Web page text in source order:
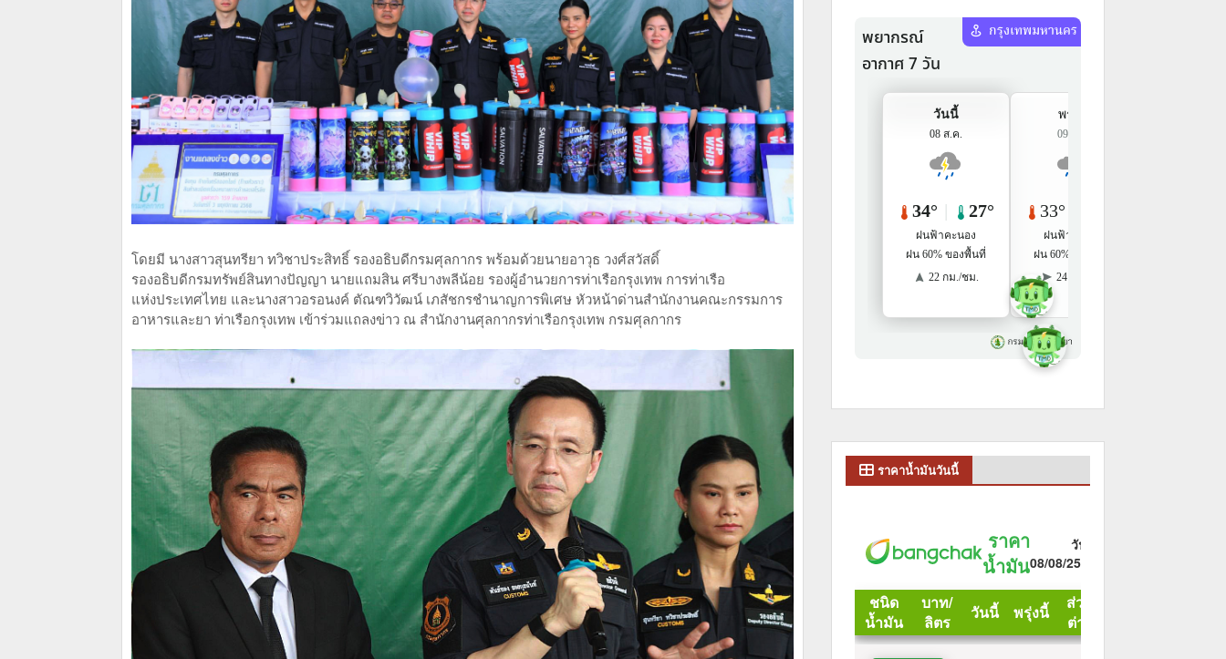
โดยมี นางสาวสุนทรียา ทวิชาประสิทธิ์ รองอธิบดีกรมศุลกากร พร้อมด้วยนายอาวุธ วงศ์สวัสดิ์
รองอธิบดีกรมทรัพย์สินทางปัญญา นายแถมสิน ศรีบางพลีน้อย รองผู้อำนวยการท่าเรือกรุงเทพ การท่าเรือ
แห่งประเทศไทย และนางสาวอรอนงค์ ตัณฑวิวัฒน์ เภสัชกรชำนาญการพิเศษ หัวหน้าด่านสำนักงานคณะกรรมการ
อาหารและยา ท่าเรือกรุงเทพ เข้าร่วมแถลงข่าว ณ สำนักงานศุลกากรท่าเรือกรุงเทพ กรมศุลกากร
ราคาน้ำมันวันนี้